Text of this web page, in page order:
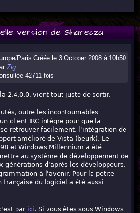
version de Shareaza
Paris Créée le 3 October 2008 à 10h50
Zig
42711 fois
2.4.0.0, vient tout juste de sortir.
outre les incontournables
client IRC intégré pour que la
retrouver facilement, l'intégration de
amélioré de Vista (beurk). Le
et Windows Millennium a été
au système de développement de
générations d'après les développeurs.
à l'avenir. Pour la petite
française du logiciel a été aussi
par ici. Si vous êtes sous Windows